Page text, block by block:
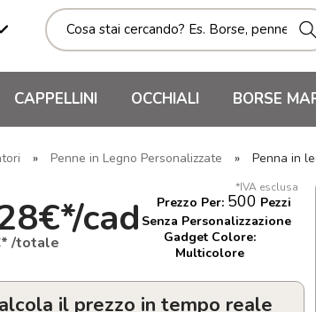
CAPPELLINI OCCHIALI BORSE
» Penne in Legno Personalizzate » Penna in
*IVA esclusa
cad
/totale
Prezzo Per: 500 Pezzi
Senza Personalizzazione
Gadget Colore:
Multicolore
il prezzo in tempo reale